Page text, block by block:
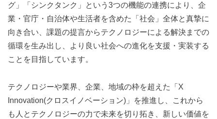
グ」「シンクタンク」という3つの機能の連携により、企
業・官庁・自治体や生活者を含めた「社会」全体と真摯に
向き合い、課題の提言からテクノロジーによる解決までの
循環を生み出し、より良い社会への進化を支援・実装する
ことを目指しています。
テクノロジーや業界、企業、地域の枠を超えた「X
Innovation(クロスイノベーション)」を推進し、これから
も人とテクノロジーの力で未来を切り拓き、新しい価値を